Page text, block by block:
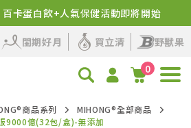
！明星商品+1元多1件
閨期好月 買立清
野獸果
0
商品系列
MIHONG®全部商品
9000億(32包/盒)-無添加